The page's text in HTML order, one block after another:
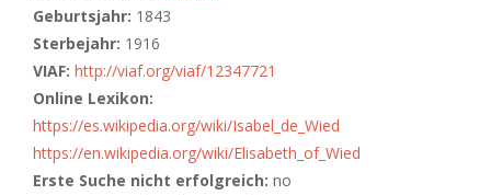
Geburtsjahr: 1843
Sterbejahr: 1916
VIAF: http://viaf.org/viaf/12347721
Online Lexikon:
https://es.wikipedia.org/wiki/Isabel_de_Wied
https://en.wikipedia.org/wiki/Elisabeth_of_Wied
Erste Suche nicht erfolgreich: no